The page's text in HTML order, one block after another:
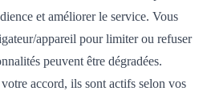
et améliorer le service. Vous
appareil pour limiter ou refuser
peuvent être dégradées.
accord, ils sont actifs selon vos